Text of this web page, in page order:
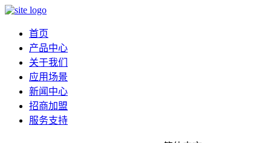
首页
产品中心
关于我们
应用场景
新闻中心
招商加盟
服务支持